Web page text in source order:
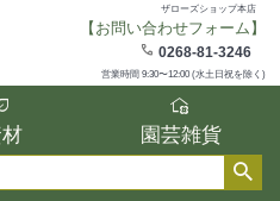
ザローズショップ本店
【お問い合わせフォーム】
0268-81-3246
営業時間 9:30〜12:00 (水土日祝を除く)
園芸雑貨
選択して絞り込み検索が可能
全てに該当する品種のみ検索
れます。